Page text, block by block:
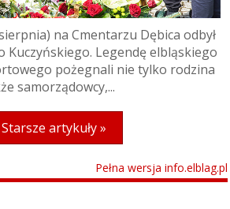
na Cmentarzu Dębica odbył
Kuczyńskiego. Legendę elbląskiego
pożegnali nie tylko rodzina
samorządowcy,...
Starsze artykuły »
Pełna wersja info.elblag.pl